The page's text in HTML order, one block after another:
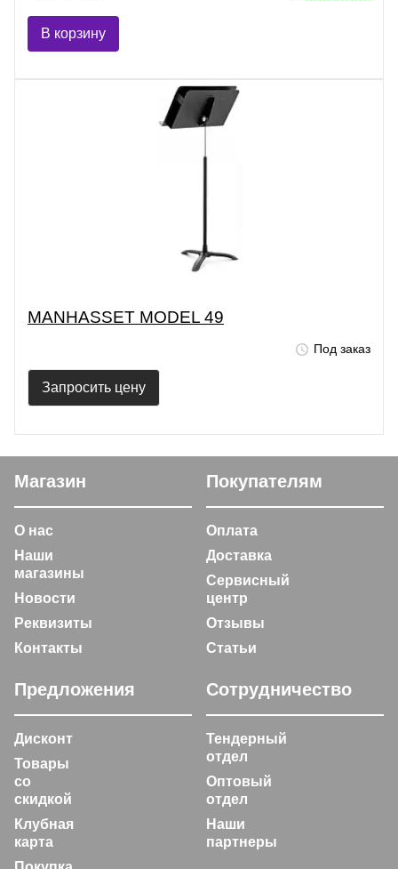
В корзину
MANHASSET MODEL 49
Под заказ
Запросить цену
Магазин
О нас
Наши
магазины
Новости
Реквизиты
Контакты
Покупателям
Оплата
Доставка
Сервисный
центр
Отзывы
Статьи
Предложения
Дисконт
Товары
со
скидкой
Клубная
карта
Сотрудничество
Тендерный
отдел
Оптовый
отдел
Наши
партнеры